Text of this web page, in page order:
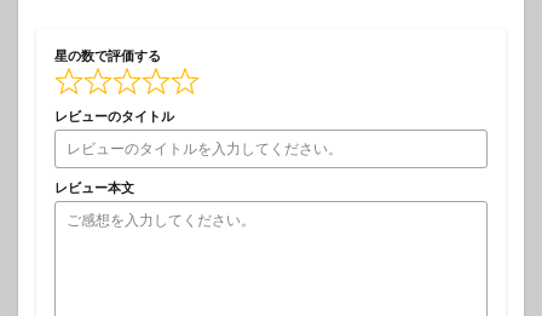
星の数で評価する
レビューのタイトル
レビュー本文